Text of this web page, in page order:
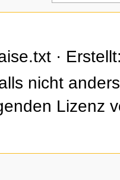
·
nicht
Lizenz